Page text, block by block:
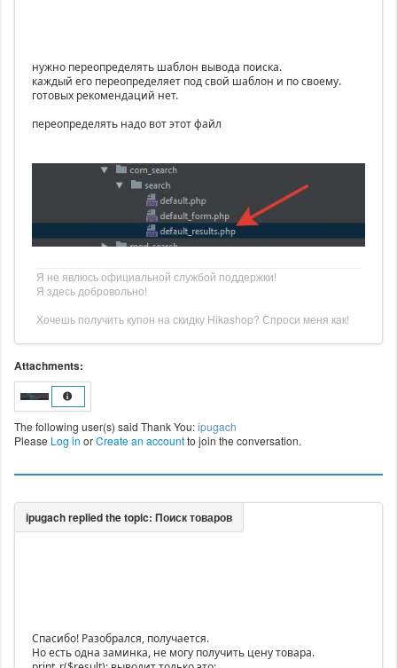
нужно переопределять шаблон вывода поиска.
каждый его переопределяет под свой шаблон и по своему.
готовых рекомендаций нет.
переопределять надо вот этот файл
Я не явлюсь официальной службой поддержки!
Я здесь добровольно!
Хочешь получить купон на скидку Hikashop? Спроси меня как!
Attachments:
The following user(s) said Thank You:ipugach
Please Log in orCreate an accountto join the conversation.
Спасибо! Разобрался, получается.
Но есть одна заминка, не могу получить цену товара.